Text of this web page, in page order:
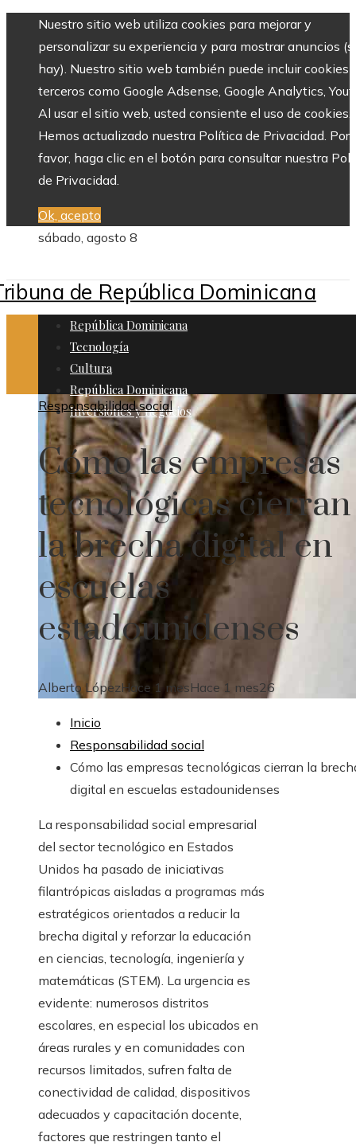
Nuestro sitio web utiliza cookies para mejorar y
personalizar su experiencia y para mostrar anuncios
hay). Nuestro sitio web también puede incluir cookies
terceros como Google Adsense, Google Analytics,
Al usar el sitio web, usted consiente el uso de cookies.
Hemos actualizado nuestra Política de Privacidad. Por
favor, haga clic en el botón para consultar nuestra
de Privacidad.
Ok, acepto
sábado, agosto 8
República Dominicana
Tecnología
Cultura
República Dominicana
Inversiones y negocios
Responsabilidad social
Cómo las empresas
tecnológicas cierran
la brecha digital en
escuelas
estadounidenses
Alberto LópezHace 1 mesHace 1 mes26
Inicio
Responsabilidad social
Cómo las empresas tecnológicas cierran la
digital en escuelas estadounidenses
La responsabilidad social empresarial
del sector tecnológico en Estados
Unidos ha pasado de iniciativas
filantrópicas aisladas a programas más
estratégicos orientados a reducir la
brecha digital y reforzar la educación
en ciencias, tecnología, ingeniería y
matemáticas (STEM). La urgencia es
evidente: numerosos distritos
escolares, en especial los ubicados en
áreas rurales y en comunidades con
recursos limitados, sufren falta de
conectividad de calidad, dispositivos
adecuados y capacitación docente,
factores que restringen tanto el